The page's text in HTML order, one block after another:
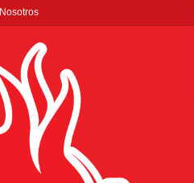
Nosotros